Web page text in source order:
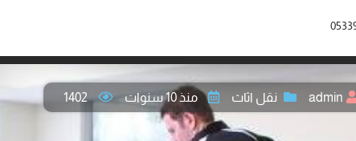
admin نقل اثاث منذ 10 سنوات 1402